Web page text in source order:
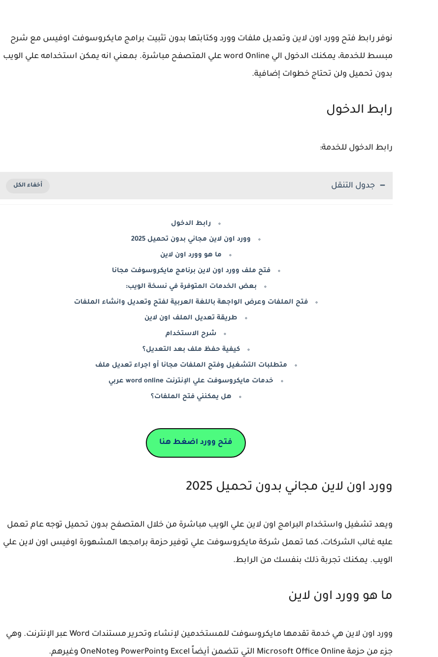
نوفر رابط فتح وورد اون لاين وتعديل ملفات وورد وكتابتها بدون تثبيت برامج مايكروسوفت اوفيس مع شرح
مبسط للخدمة، يمكنك الدخول الي word Online علي المتصفح مباشرة. بمعني انه يمكن استخدامه علي الويب
بدون تحميل ولن تحتاج خطوات إضافية.
رابط الدخول
رابط الدخول للخدمة:
جدول التنقل
رابط الدخول
وورد اون لاين مجاني بدون تحميل 2025
ما هو وورد اون لاين
فتح ملف وورد اون لاين برنامج مايكروسوفت مجانا
بعض الخدمات المتوفرة في نسخة الويب:
فتح الملفات وعرض الواجهة باللغة العربية لفتح وتعديل وانشاء الملفات
طريقة تعديل الملف اون لاين
شرح الاستخدام
كيفية حفظ ملف بعد التعديل؟
متطلبات التشغيل وفتح الملفات مجانا أو اجراء تعديل ملف
خدمات مايكروسوفت علي الإنترنت word online عربي
هل يمكنني فتح الملفات؟
فتح وورد اضغط هنا
وورد اون لاين مجاني بدون تحميل 2025
ويعد تشغيل واستخدام البرامج اون لاين علي الويب مباشرة من خلال المتصفح بدون تحميل توجه عام تعمل
عليه غالب الشركات، كما تعمل شركة مايكروسوفت علي توفير حزمة برامجها المشهورة اوفيس اون لاين علي
الويب. يمكنك تجربة ذلك بنفسك من الرابط.
ما هو وورد اون لاين
وورد اون لاين هي خدمة تقدمها مايكروسوفت للمستخدمين لإنشاء وتحرير مستندات Word عبر الإنترنت. وهي
جزء من حزمة Microsoft Office Online التي تتضمن أيضاً Excel وPowerPoint وOneNote وغيرهم.